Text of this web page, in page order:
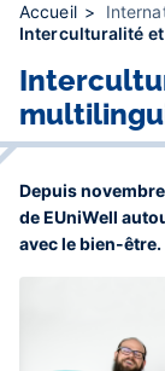
Accueil
Interculturalité
Depuis
de EUniWell
avec le bien-être.